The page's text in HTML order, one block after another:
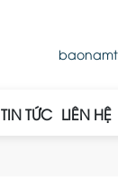
TIN TỨC LIÊN HỆ